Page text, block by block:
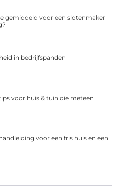
gemiddeld voor een slotenmaker
in bedrijfspanden
voor huis & tuin die meteen
voor een fris huis en een